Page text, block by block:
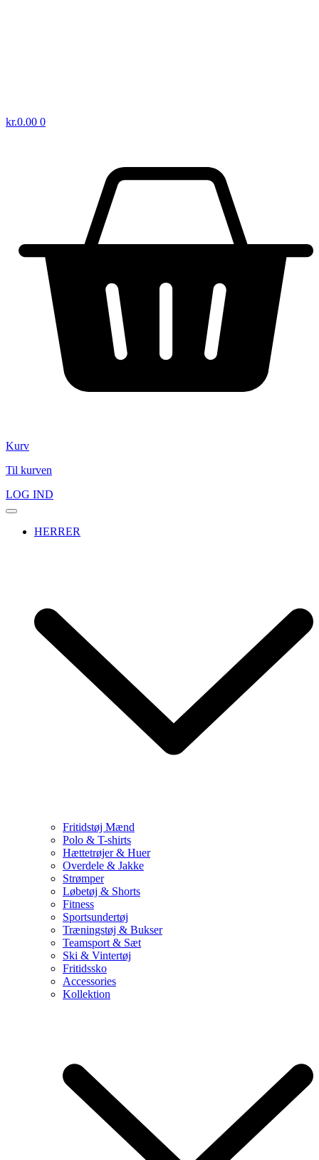
kr.0.00 0
Kurv
Til kurven
LOG IND
HERRER
Fritidstøj Mænd
Polo & T-shirts
Hættetrøjer & Huer
Overdele & Jakke
Strømper
Løbetøj & Shorts
Fitness
Sportsundertøj
Træningstøj & Bukser
Teamsport & Sæt
Ski & Vintertøj
Fritidssko
Accessories
Kollektion